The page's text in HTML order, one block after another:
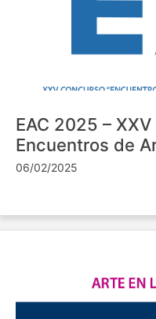
EAC 2025 –
Encuentros de
06/02/2025